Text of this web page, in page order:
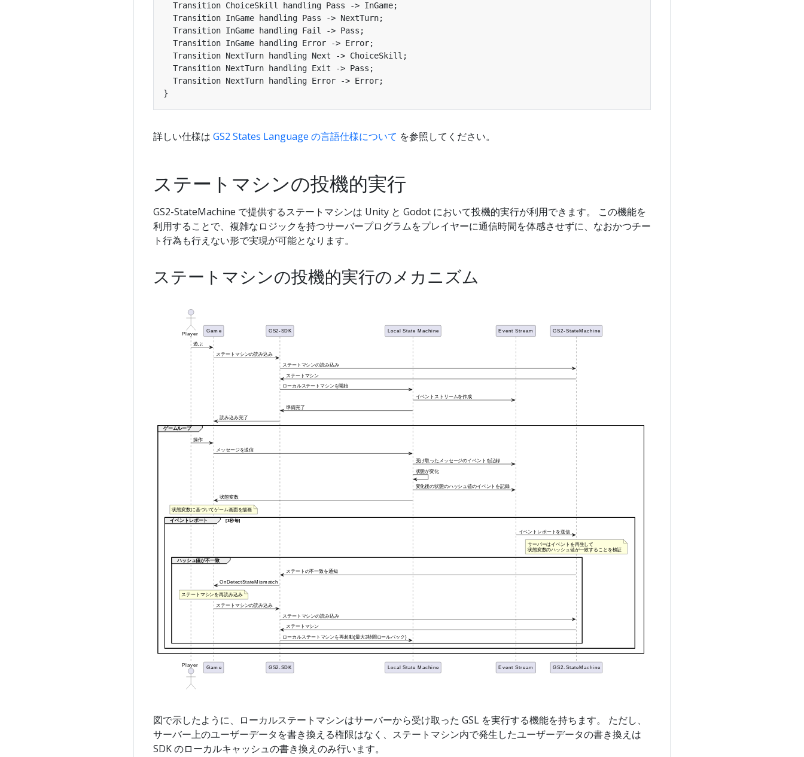
  Transition ChoiceSkill handling Pass -> InGame;
  Transition InGame handling Pass -> NextTurn;
  Transition InGame handling Fail -> Pass;
  Transition InGame handling Error -> Error;
  Transition NextTurn handling Next -> ChoiceSkill;
  Transition NextTurn handling Exit -> Pass;
  Transition NextTurn handling Error -> Error;
}
詳しい仕様は GS2 States Language の言語仕様について を参照してください。
ステートマシンの投機的実行
GS2-StateMachine で提供するステートマシンは Unity と Godot において投機的実行が利用できます。 この機能を
利用することで、複雑なロジックを持つサーバープログラムをプレイヤーに通信時間を体感させずに、なおかつチー
ト行為も行えない形で実現が可能となります。
ステートマシンの投機的実行のメカニズム
図で示したように、ローカルステートマシンはサーバーから受け取った GSL を実行する機能を持ちます。 ただし、
サーバー上のユーザーデータを書き換える権限はなく、ステートマシン内で発生したユーザーデータの書き換えは
SDK のローカルキャッシュの書き換えのみ行います。